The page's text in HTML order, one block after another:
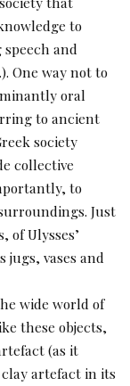
to
and
One way not to
oral
to ancient
society
collective
to
Just
of Ulysses’
jugs, vases and
wide world of
these objects,
(as it
artefact in its